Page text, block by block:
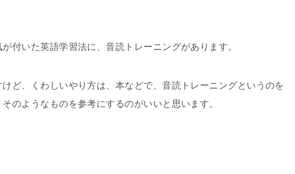
付いた英語学習法に、音読トレーニングがあります。
ど、くわしいやり方は、本などで、音読トレーニングというのを
のようなものを参考にするのがいいと思います。